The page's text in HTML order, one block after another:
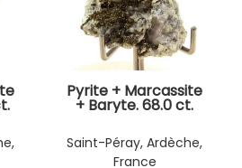
Pyrite + Marcassite
+ Baryte. 68.0 ct.
Saint-Péray, Ardèche,
France